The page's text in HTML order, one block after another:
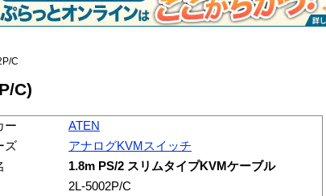
C
C)
ー
ATEN
ズ
アナログKVMスイッチ
1.8m PS/2 スリムタイプKVMケーブル
2L-5002P/C